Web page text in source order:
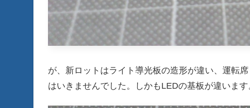
が、新ロットはライト導光板の造形が違い、運転
はいきませんでした。しかもLEDの基板が違いま